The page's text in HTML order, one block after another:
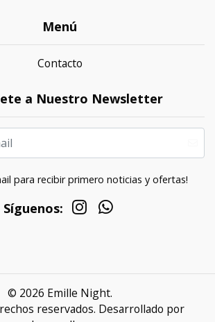
Menú
Contacto
a Nuestro Newsletter
para recibir primero noticias y ofertas!
Síguenos:
© 2026 Emille Night.
reservados. Desarrollado por